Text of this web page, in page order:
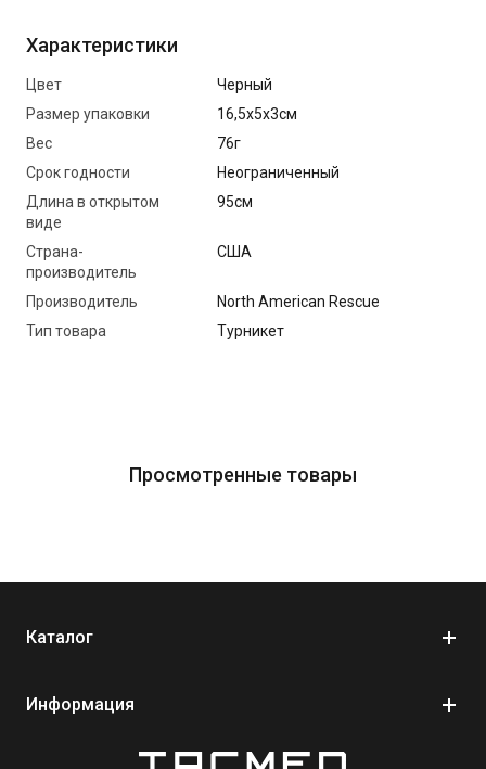
тактической медицине.
CAT Gen7 хорошо зарекомендовал себя в составе
индивидуальных аптечек и медицинских комплектов, где
важна скорость и надежность. Именно поэтому его часто
включают в TCCC-совместимые комплектации.
Основные преимущества:
Возможность наложения одной рукой - важно для
Обновленная система ремня с пряжкой single-routing
buckle для быстрого подтягивания
Компактный формат - легко размещается в подсумке
или рюкзаке
Модель: CAT Gen7
клипсом
Характеристики
Цвет
Чeрный
Размер упаковки
16,5х5х3см
Вес
76г
Срок годности
Неограниченный
Длина в открытом
виде
95см
Страна-
производитель
США
Производитель
North American Rescue
Тип товара
Турникет
Просмотренные товары
Каталог
Информация